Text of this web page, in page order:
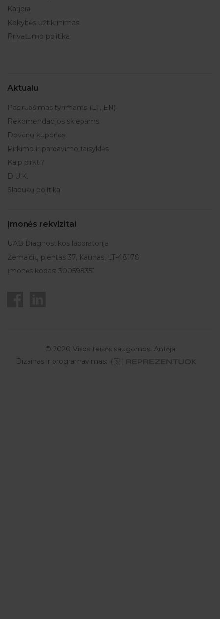
Karjera
Kokybės užtikrinimas
Privatumo politika
Aktualu
Pasiruošimas tyrimams (LT, EN)
Rekomendacijos skiepams
Dovanų kuponas
Pirkimo ir pardavimo taisyklės
Kaip pirkti?
D.U.K.
Slapukų politika
Įmonės rekvizitai
UAB Diagnostikos laboratorija
Žemaičių plentas 37, Kaunas, LT-48178
Įmonės kodas: 300598351
© 2020 Visos teisės saugomos. Antėja
Dizainas ir programavimas: